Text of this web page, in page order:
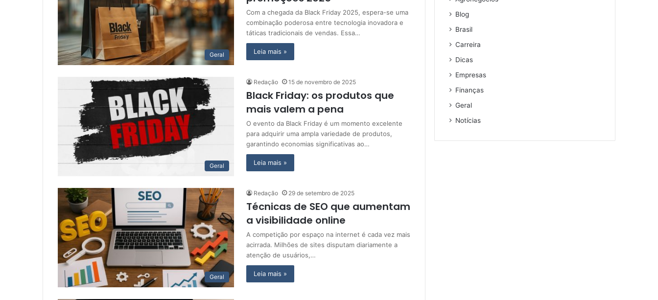
Geral
Com a chegada da Black Friday 2025, espera-se uma
combinação poderosa entre tecnologia inovadora e
táticas tradicionais de vendas. Essa…
Leia mais »
Geral
Redação 15 de novembro de 2025
Black Friday: os produtos que
mais valem a pena
O evento da Black Friday é um momento excelente
para adquirir uma ampla variedade de produtos,
garantindo economias significativas ao…
Leia mais »
Geral
Redação 29 de setembro de 2025
Técnicas de SEO que aumentam
a visibilidade online
A competição por espaço na internet é cada vez mais
acirrada. Milhões de sites disputam diariamente a
atenção de usuários,…
Leia mais »
Blog
Brasil
Carreira
Dicas
Empresas
Finanças
Geral
Notícias